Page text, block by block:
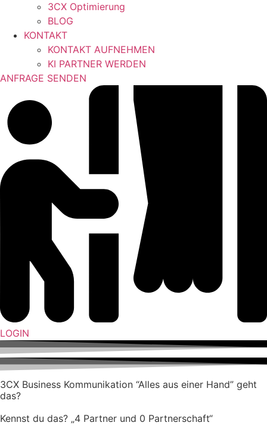
3CX Optimierung
BLOG
KONTAKT
KONTAKT AUFNEHMEN
KI PARTNER WERDEN
ANFRAGE SENDEN
LOGIN
3CX Business Kommunikation “Alles aus einer Hand” geht
das?
Kennst du das? „4 Partner und 0 Partnerschaft“